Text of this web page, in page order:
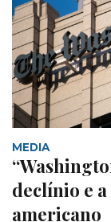
MEDIA
declínio e
americano